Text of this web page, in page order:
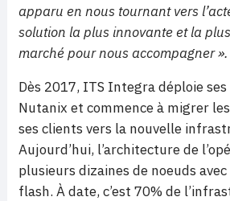
apparu en nous tournant vers
solution la plus innovante et la
marché pour nous accompagner ».
Dès 2017, ITS Integra déploie
Nutanix et commence à migrer
ses clients vers la nouvelle
Aujourd’hui, l’architecture de
plusieurs dizaines de noeuds
flash. À date, c’est 70% de